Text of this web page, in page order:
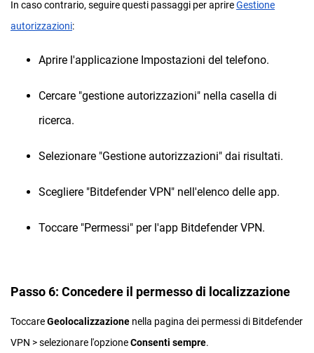
In caso contrario, seguire questi passaggi per aprireGestione
autorizzazioni:
Aprire l'applicazione Impostazioni del telefono.
Cercare "gestione autorizzazioni" nella casella di
ricerca.
Selezionare "Gestione autorizzazioni" dai risultati.
Scegliere "Bitdefender VPN" nell'elenco delle app.
Toccare "Permessi" per l'app Bitdefender VPN.
Passo 6: Concedere il permesso di localizzazione
ToccareGeolocalizzazione nella pagina dei permessi di Bitdefender
VPN > selezionare l'opzioneConsenti sempre.